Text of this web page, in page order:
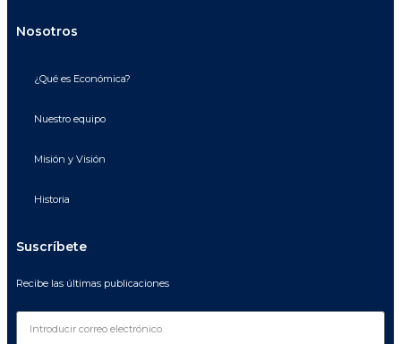
Nosotros
¿Qué es Económica?
Nuestro equipo
Misión y Visión
Historia
Suscríbete
Recibe las últimas publicaciones